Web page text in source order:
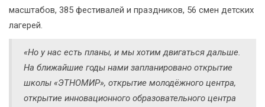
масштабов, 385 фестивалей и праздников, 56 смен детских
лагерей.
«Но у нас есть планы, и мы хотим двигаться дальше.
На ближайшие годы нами запланировано открытие
школы «ЭТНОМИР», открытие молодёжного центра,
открытие инновационного образовательного центра